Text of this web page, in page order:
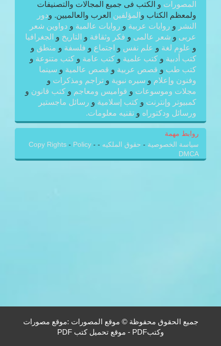
المصورات و الكتب فى جميع المجالات والتصنيفات
ولمعظم الكتاب و المؤلفين العرب والعالميين. ودور
النشر و روايات عربية و روايات عالمية و دواوين شعر
عربى و شعر عالمى و فكر وثقافة و التاريخ و الجغرافيا
و علوم لغة و علم نفس و اجتماع و فلسفة و منطق و
كتب أدبية و كتب علمية و كتب عامة و كتب متنوعة و
كتب طب و قصص عربية و قصص عالمية و سينما
وفنون وإعلام و سيره نبوية و تراجم ومذكرات و
مجلات وموسوعات و قواميس ومعاجم و كتب قانون و
كمبيوتر وإنترنت و كتب إسلامية و رسائل ماجستير
ورسائل ودكتوراه و تقنيه معلومات.
روابط مهمة
سياسة الخصوصية - حقوق الملكيه -
Copy Rights - Policy -
DMCA
جميع الحقوق محفوظة © موقع المصورات :موقع مصورات
وكتبPDF - موقع تحميل كتب PDF